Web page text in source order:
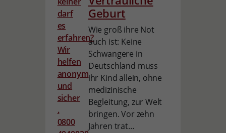
Geburt
Wie groß ihre Not
auch ist: Keine
Schwangere in
Deutschland muss
ihr Kind allein, ohne
medizinische
Begleitung, zur Welt
bringen. Vor zehn
Jahren trat…